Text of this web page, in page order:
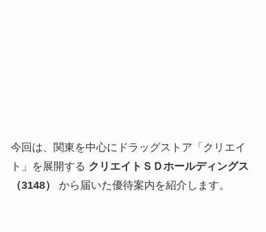
今回は、関東を中心にドラッグストア「クリエイ
ト」を展開する クリエイトＳＤホールディングス
（3148）
から届いた優待案内を紹介します。